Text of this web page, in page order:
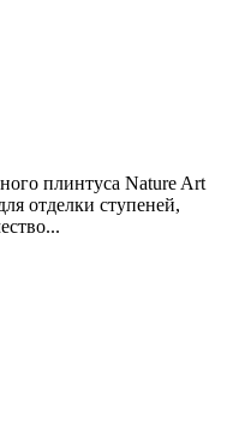
плинтуса Nature Art
отделки ступеней,